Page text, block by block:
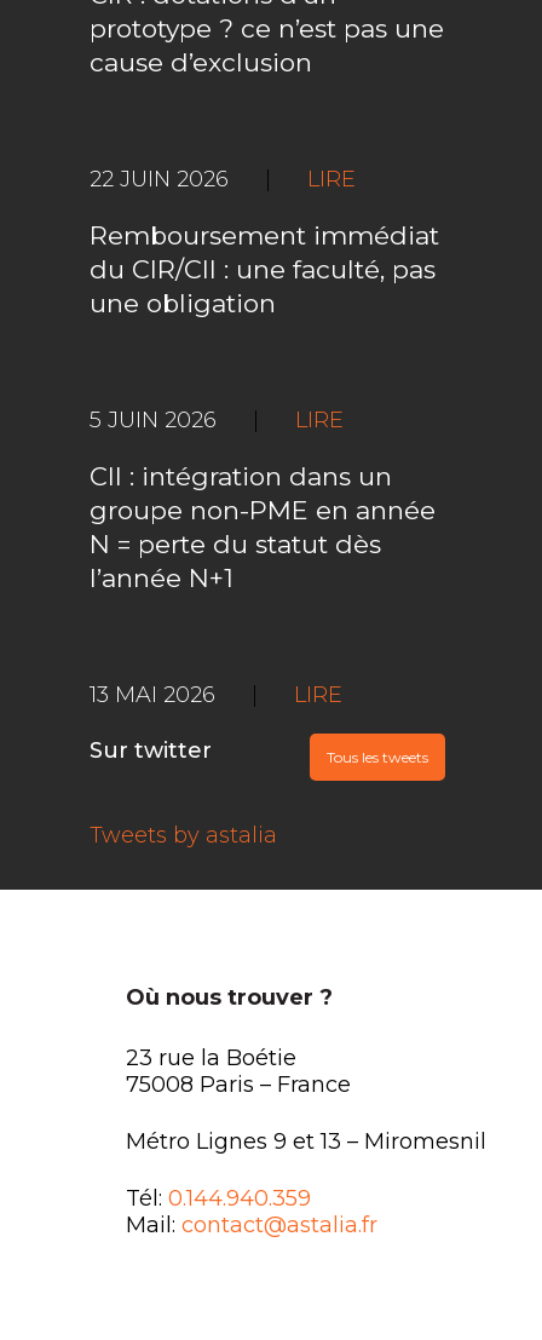
prototype ? ce n’est pas une
cause d’exclusion
22 JUIN 2026 LIRE
Remboursement immédiat
du CIR/CII : une faculté, pas
une obligation
5 JUIN 2026 LIRE
CII : intégration dans un
groupe non-PME en année
N = perte du statut dès
l’année N+1
13 MAI 2026 LIRE
Sur twitter Tous les tweets
Tweets by astalia
Où nous trouver ?
23 rue la Boétie
75008 Paris – France
Métro Lignes 9 et 13 – Miromesnil
Tél: 0.144.940.359
Mail: contact@astalia.fr